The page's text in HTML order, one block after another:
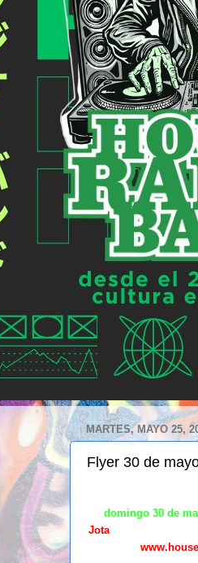
MARTES, MAYO 25,
Flyer 30 de
domingo 30 de
Jota,
web :